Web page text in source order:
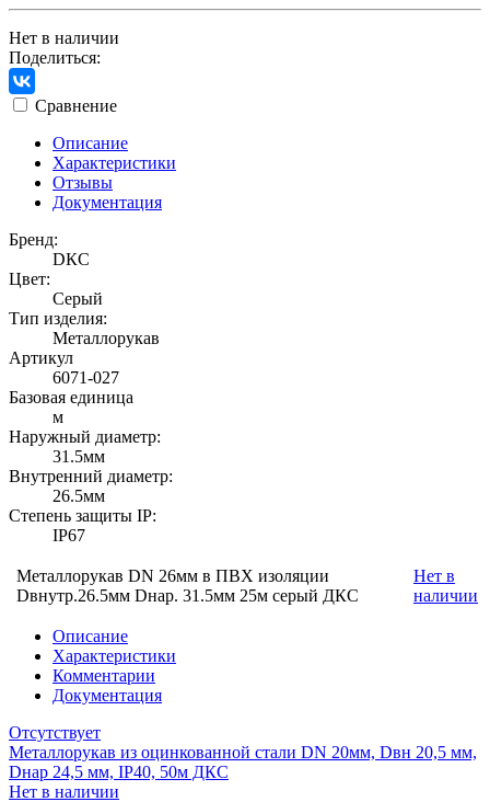
Нет в наличии
Поделиться:
Сравнение
Описание
Характеристики
Отзывы
Документация
Бренд:
DКС
Цвет:
Серый
Тип изделия:
Металлорукав
Артикул
6071-027
Базовая единица
м
Наружный диаметр:
31.5мм
Внутренний диаметр:
26.5мм
Степень защиты IP:
IP67
Металлорукав DN 26мм в ПВХ изоляции
Dвнутр.26.5мм Dнар. 31.5мм 25м серый ДКС
Нет в
наличии
Описание
Характеристики
Комментарии
Документация
Отсутствует
Металлорукав из оцинкованной стали DN 20мм, Dвн 20,5 мм,
Dнар 24,5 мм, IP40, 50м ДКС
Нет в наличии